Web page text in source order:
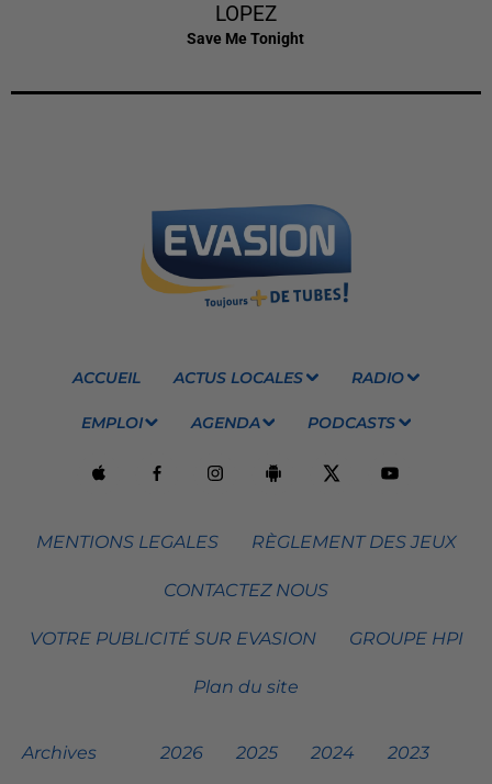
LOPEZ
Save Me Tonight
ACCUEIL ACTUS LOCALES RADIO
EMPLOI AGENDA PODCASTS
MENTIONS LEGALES RÈGLEMENT DES JEUX
CONTACTEZ NOUS
VOTRE PUBLICITÉ SUR EVASION GROUPE HPI
Plan du site
Archives 2026 2025 2024 2023